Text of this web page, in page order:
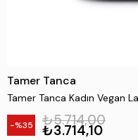
Tamer Tanca
Tamer Tanca Kadın Vegan
35 ₺5.714,00
₺3.714,10